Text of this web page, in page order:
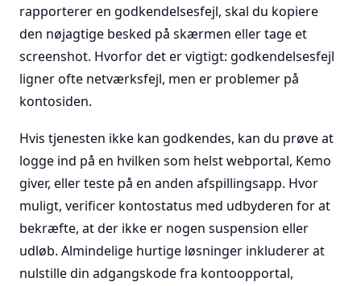
rapporterer en godkendelsesfejl, skal du kopiere
den nøjagtige besked på skærmen eller tage et
screenshot. Hvorfor det er vigtigt: godkendelsesfejl
ligner ofte netværksfejl, men er problemer på
kontosiden.
Hvis tjenesten ikke kan godkendes, kan du prøve at
logge ind på en hvilken som helst webportal, Kemo
giver, eller teste på en anden afspillingsapp. Hvor
muligt, verificer kontostatus med udbyderen for at
bekræfte, at der ikke er nogen suspension eller
udløb. Almindelige hurtige løsninger inkluderer at
nulstille din adgangskode fra kontoopportal,